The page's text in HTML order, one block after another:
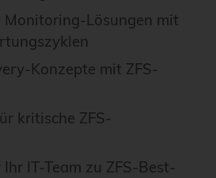
Lösungen mit
Konzepte mit ZFS-
kritische ZFS-
IT-Team zu ZFS-Best-